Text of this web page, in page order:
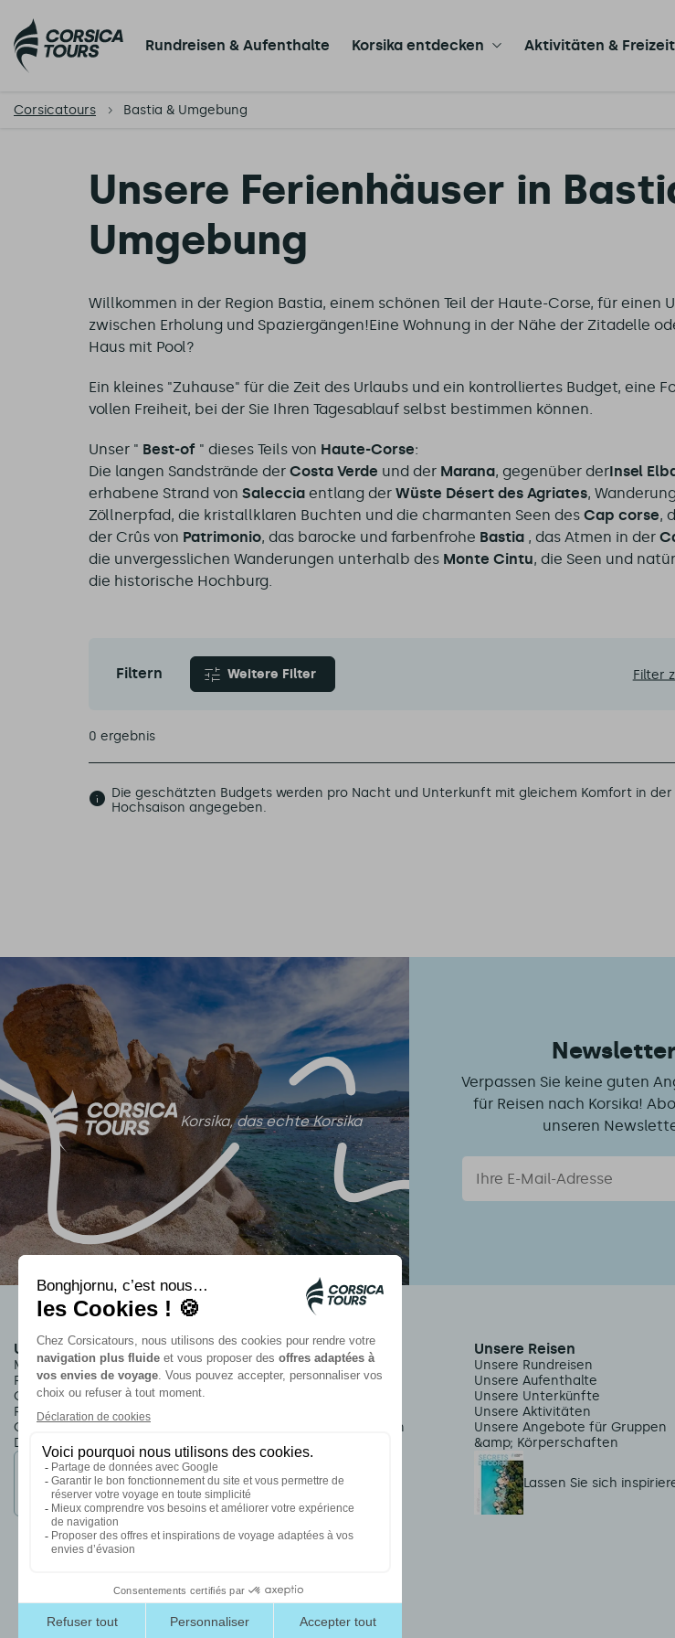
Rundreisen & Aufenthalte Korsika entdecken Aktivitäten & Freizeit
Corsicatours Bastia & Umgebung
Unsere Ferienhäuser in
Umgebung
Willkommen in der Region Bastia, einem schönen Teil der Haute-Corse, für einen
zwischen Erholung und Spaziergängen!Eine Wohnung in der Nähe der Zitadelle
Haus mit Pool?
Ein kleines "Zuhause" für die Zeit des Urlaubs und ein kontrolliertes Budget, eine
vollen Freiheit, bei der Sie Ihren Tagesablauf selbst bestimmen können.
Unser " Best-of " dieses Teils von Haute-Corse:
Die langen Sandstrände der Costa Verde und der Marana, gegenüber derInsel
erhabene Strand von Saleccia entlang der Wüste Désert des Agriates,
Zöllnerpfad, die kristallklaren Buchten und die charmanten Seen des Cap corse,
der Crûs von Patrimonio, das barocke und farbenfrohe Bastia , das Atmen in der
die unvergesslichen Wanderungen unterhalb des Monte Cintu, die Seen und
die historische Hochburg.
Filtern Filter
Weitere Filter
0 ergebnis
Die geschätzten Budgets werden pro Nacht und Unterkunft mit gleichem Komfort in der
Hochsaison angegeben.
Korsika, das echte Korsika
Verpassen Sie keine guten
für Reisen nach Korsika!
unseren
Unterkünfte der Gruppe
Marina Viva
Roi Théodore
Campo dell'Oro
Royal Palm
Campo Di Mare
Dorf*** Paese Di Lava
Mitglied der
Ettori-Gruppe
Informationen
Wer sind wir?
Unsere nachhaltigen
Praktische Informationen
Verkaufsbedingungen
Unsere Reisen
Unsere Rundreisen
Unsere Aufenthalte
Unsere Unterkünfte
Unsere Aktivitäten
Unsere Angebote für Gruppen
&amp; Körperschaften
Lassen Sie sich